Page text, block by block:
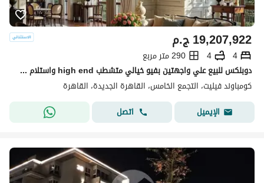
ج.م19,207,922
4
4
290 متر مربع
دوبلكس للبيع علي واجهتين بفيو خيالي متشطب high end واستلام فوري في سوديك فيليت sodic villette في التجمع الخامس
كومباوند فيليت، التجمع الخامس، القاهرة الجديدة، القاهرة
الإيميل
اتصل